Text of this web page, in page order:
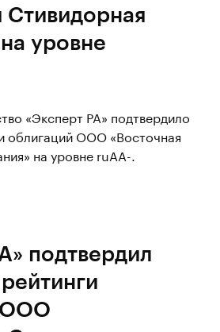
Стивидорная
уровне
«Эксперт РА» подтвердило
облигаций ООО «Восточная
на уровне ruAA-.
подтвердил
ООО